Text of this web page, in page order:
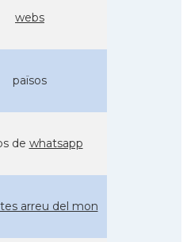
webs
països
de whatsapp
arreu del mon